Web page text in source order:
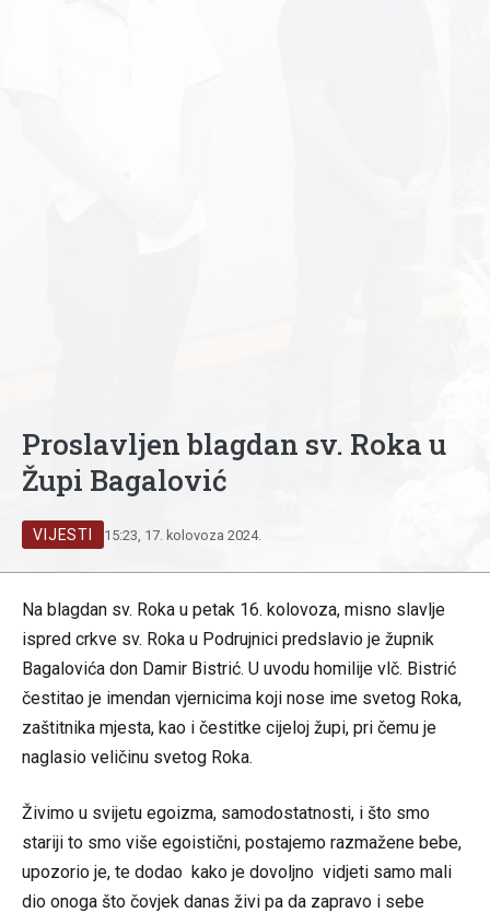
Proslavljen blagdan sv. Roka u
Župi Bagalović
VIJESTI 15:23, 17. kolovoza 2024.
Na blagdan sv. Roka u petak 16. kolovoza, misno slavlje
ispred crkve sv. Roka u Podrujnici predslavio je župnik
Bagalovića don Damir Bistrić. U uvodu homilije vlč. Bistrić
čestitao je imendan vjernicima koji nose ime svetog Roka,
zaštitnika mjesta, kao i čestitke cijeloj župi, pri čemu je
naglasio veličinu svetog Roka.
Živimo u svijetu egoizma, samodostatnosti, i što smo
stariji to smo više egoistični, postajemo razmažene bebe,
upozorio je, te dodao kako je dovoljno vidjeti samo mali
dio onoga što čovjek danas živi pa da zapravo i sebe